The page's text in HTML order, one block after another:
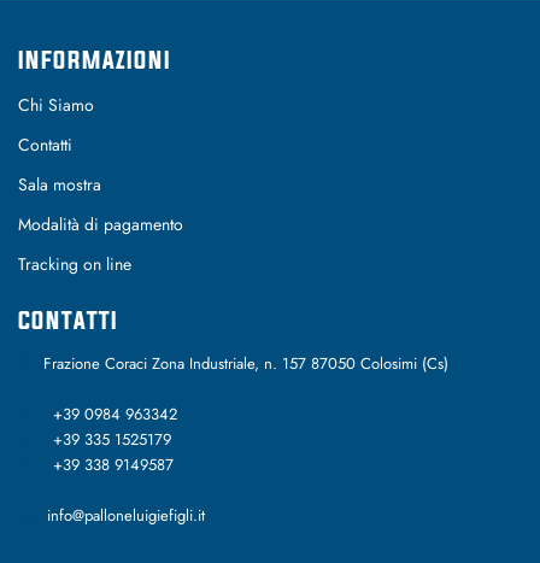
INFORMAZIONI
Chi Siamo
Contatti
Sala mostra
Modalità di pagamento
Tracking on line
CONTATTI
Frazione Coraci Zona Industriale, n. 157 87050 Colosimi (Cs)
+39 0984 963342
+39 335 1525179
+39 338 9149587
info@palloneluigiefigli.it